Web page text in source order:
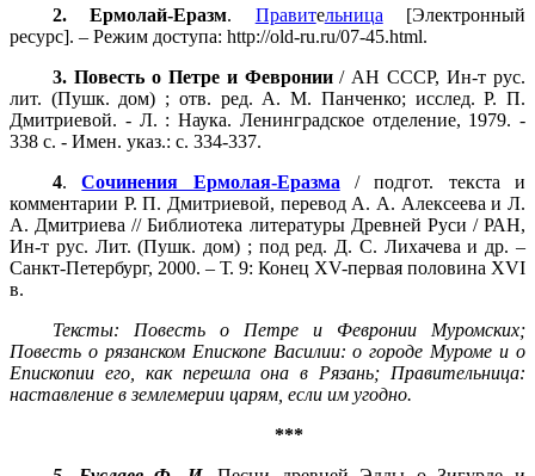
2. Ермолай-Еразм. Правительница [Электронный
ресурс]. – Режим доступа: http://old-ru.ru/07-45.html.
3. Повесть о Петре и Февронии/ АН СССР, Ин-т рус.
лит. (Пушк. дом) ; отв. ред. А. М. Панченко; исслед. Р. П.
Дмитриевой. - Л. : Наука. Ленинградское отделение, 1979. -
338 с. - Имен. указ.: с. 334-337.
4.Сочинения Ермолая-Еразма / подгот. текста и
комментарии Р. П. Дмитриевой, перевод А. А. Алексеева и Л.
А. Дмитриева // Библиотека литературы Древней Руси / РАН,
Ин-т рус. Лит. (Пушк. дом) ; под ред. Д. С. Лихачева и др. –
Санкт-Петербург, 2000. – Т. 9: Конец XV-первая половина XVI
в.
Тексты: Повесть о Петре и Февронии Муромских;
Повесть о рязанском Епископе Василии: о городе Муроме и о
Епископии его, как перешла она в Рязань; Правительница:
наставление в землемерии царям, если им угодно.
***